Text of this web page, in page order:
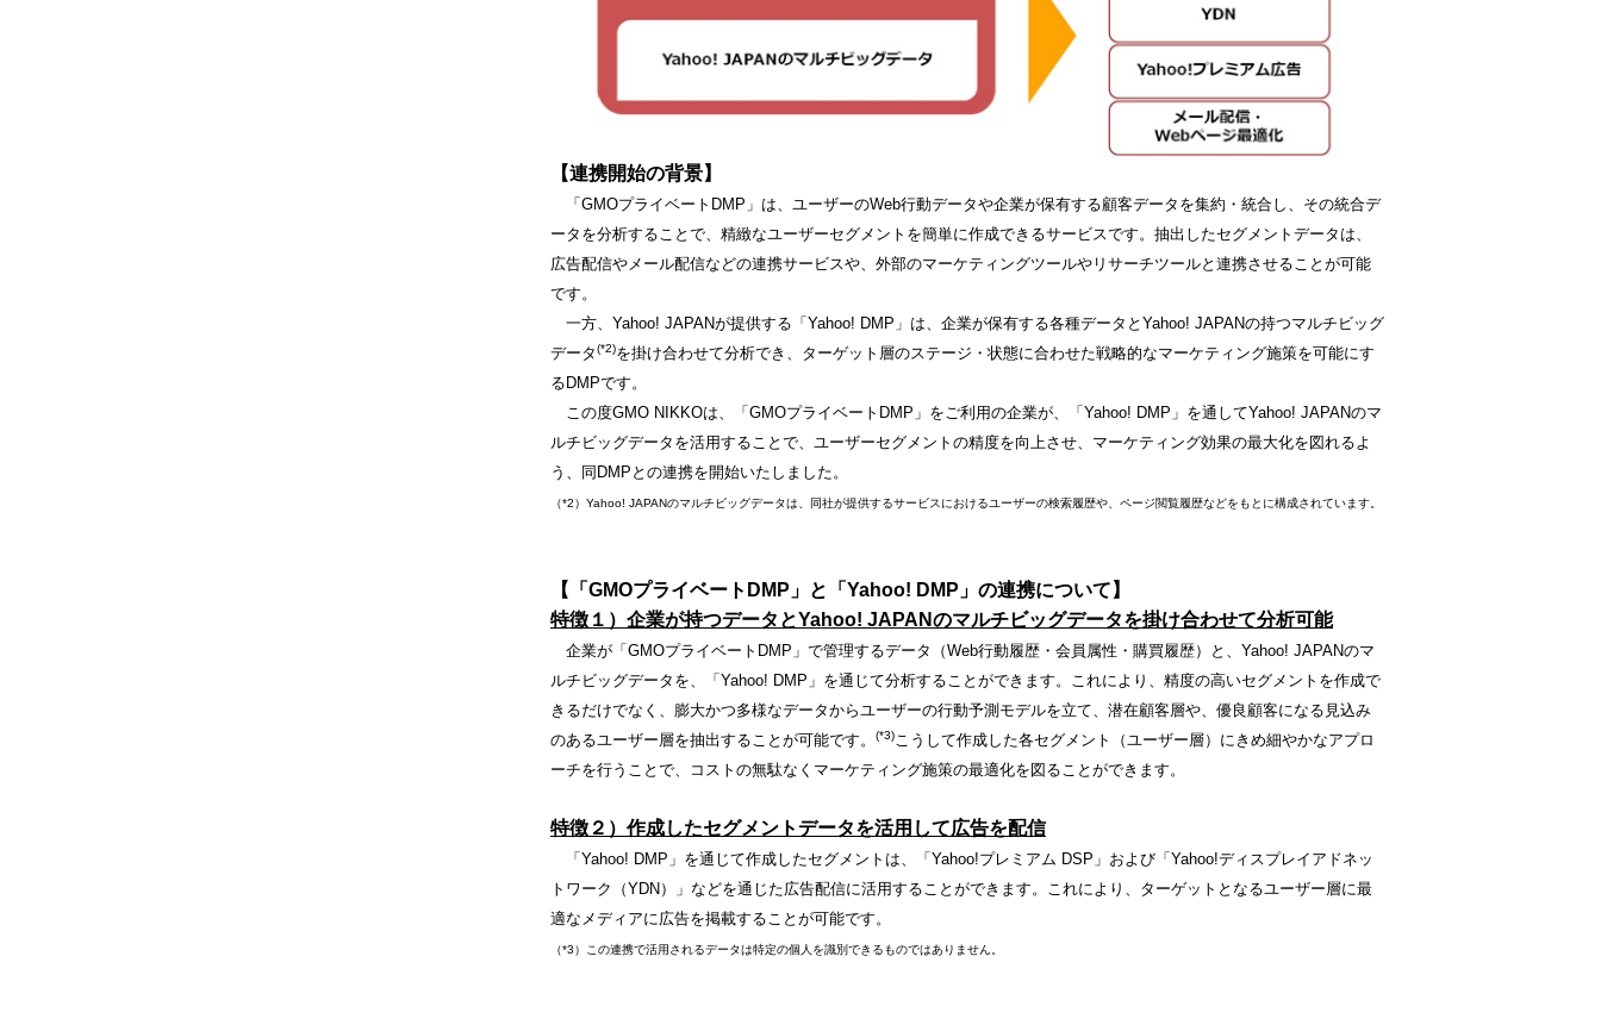
【連携開始の背景】
「 GMOプライベートDMP」は、 ユーザーのWeb行動データや企業が保有する顧客データを集約・統合し、その統合デ
ータを分析することで、精緻なユーザーセグメントを簡単に作成できるサービスです。抽出したセグメントデータは、
広告配信やメール配信などの連携サービスや、外部のマーケティングツールやリサーチツールと連携させることが可能
です。
一方、 Yahoo! JAPANが提供する「Yahoo! DMP」は、企業が保有する各種データとYahoo! JAPANの持つマルチビッグ
データ(*2)を掛け合わせて分析でき、 ターゲット層のステージ・状態に合わせた戦略的なマーケティング施策を可能にす
る DMPです。
この度GMO NIKKOは、「GMOプライベートDMP」をご利用の企業が、「Yahoo! DMP」を通してYahoo! JAPANのマ
ルチビッグデータを活用することで、ユーザーセグメントの精度を向上させ、マーケティング効果の最大化を図れるよ
う、同DMPとの連携を開始いたしました。
（*2）Yahoo! JAPANのマルチビッグデータは、同社が提供するサービスにおけるユーザーの検索履歴や、ページ閲覧履歴などをもとに構成されています。
【「 GMOプライベートDMP」と「Yahoo! DMP」の連携について】
特徴１）企業が持つデータとYahoo! JAPANのマルチビッグデータを掛け合わせて分析可能
企業が「 GMOプライベートDMP」で管理するデータ（Web行動履歴・会員属性・購買履歴）と、 Yahoo! JAPANのマ
ルチビッグデータを、「Yahoo! DMP」を通じて分析することができます。これにより、精度の高いセグメントを作成で
きるだけでなく、膨大かつ多様なデータからユーザーの行動予測モデルを立て、潜在顧客層や、優良顧客になる見込み
のあるユーザー層を抽出することが可能です。
(*3)こうして作成した各セグメント（ユーザー層）にきめ細やかなアプロ
ーチを行うことで、コストの無駄なくマーケティング施策の最適化を図ることができます。
特徴２）作成したセグメントデータを活用して広告を配信
「 Yahoo! DMP」を通じて作成したセグメントは、「Yahoo!プレミアム DSP」および「Yahoo!ディスプレイアドネッ
トワーク
（YDN）
」などを通じた広告配信に活用することができます。これにより、ターゲットとなるユーザー層に最
適なメディアに広告を掲載することが可能です。
（*3）この連携で活用されるデータは特定の個人を識別できるものではありません。